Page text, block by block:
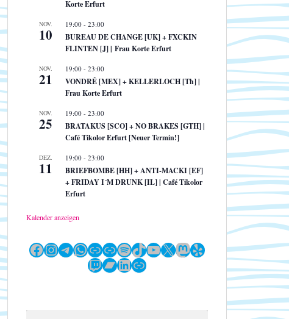
Korte Erfurt
NOV.
10
19:00 - 23:00
BUREAU DE CHANGE [UK] + FXCKIN
FLINTEN [J] | Frau Korte Erfurt
NOV.
21
19:00 - 23:00
VONDRÉ [MEX] + KELLERLOCH [Th] |
Frau Korte Erfurt
NOV.
25
19:00 - 23:00
BRATAKUS [SCO] + NO BRAKES [GTH] |
Café Tikolor Erfurt [Neuer Termin!]
DEZ.
11
19:00 - 23:00
BRIEFBOMBE [HH] + ANTI-MACKI [EF]
+ FRIDAY I´M DRUNK [IL] | Café Tikolor
Erfurt
Kalender anzeigen
Facebook
Instagram
Telegram
WhatsApp
LinkLinkSpotify
TikTok
YouTube
X Mastodon
Yelp
Twitch
Bandcamp
LinkedIn
Link